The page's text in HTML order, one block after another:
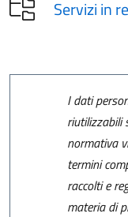
Servizi in
I dati
riutilizzabili
normativa
termini
raccolti e
materia di